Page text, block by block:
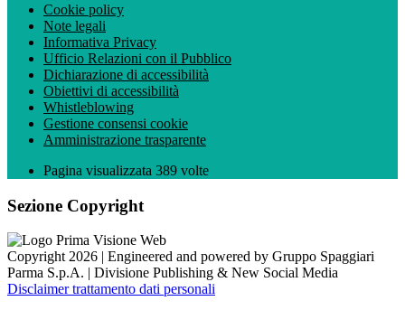
Cookie policy
Note legali
Informativa Privacy
Ufficio Relazioni con il Pubblico
Dichiarazione di accessibilità
Obiettivi di accessibilità
Whistleblowing
Gestione consensi cookie
Amministrazione trasparente
Pagina visualizzata 389 volte
Sezione Copyright
Copyright 2026 | Engineered and powered by Gruppo Spaggiari
Parma S.p.A. | Divisione Publishing & New Social Media
Disclaimer trattamento dati personali